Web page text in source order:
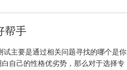
帮手
主要是通过相关问题寻找的哪个是你
自己的性格优劣势，那么对于选择专